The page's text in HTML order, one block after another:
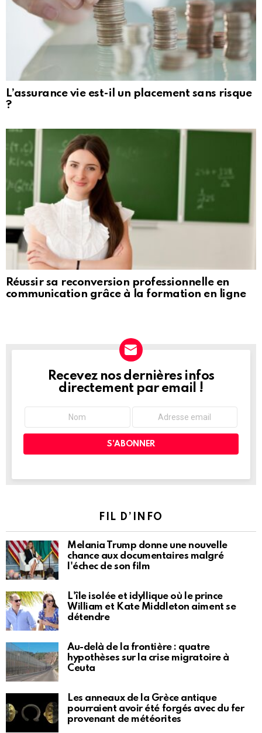
L’assurance vie est-il un placement sans risque
?
Réussir sa reconversion professionnelle en
communication grâce à la formation en ligne
NEWSLETTER
Recevez nos dernières infos
directement par email !
FIL D’INFO
Melania Trump donne une nouvelle
chance aux documentaires malgré
l'échec de son film
L'île isolée et idyllique où le prince
William et Kate Middleton aiment se
détendre
Au-delà de la frontière : quatre
hypothèses sur la crise migratoire à
Ceuta
Les anneaux de la Grèce antique
pourraient avoir été forgés avec du fer
provenant de météorites